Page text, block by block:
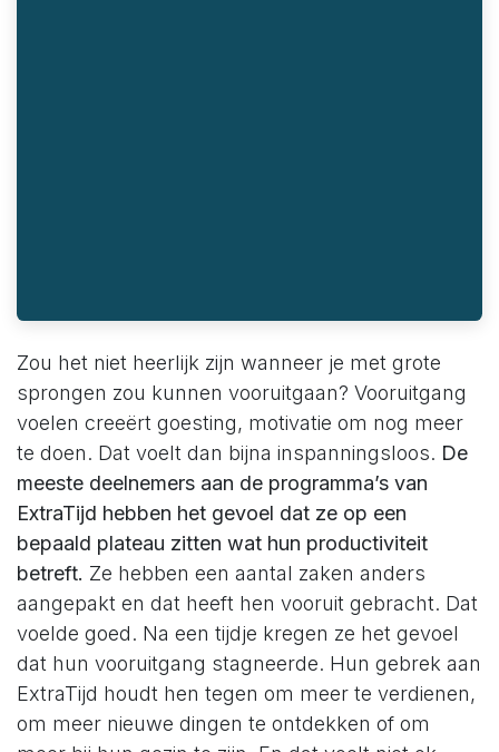
Zou het niet heerlijk zijn wanneer je met grote
sprongen zou kunnen vooruitgaan? Vooruitgang
voelen creeërt goesting, motivatie om nog meer
te doen. Dat voelt dan bijna inspanningsloos. De
meeste deelnemers aan de programma’s van
ExtraTijd hebben het gevoel dat ze op een
bepaald plateau zitten wat hun productiviteit
betreft. Ze hebben een aantal zaken anders
aangepakt en dat heeft hen vooruit gebracht. Dat
voelde goed. Na een tijdje kregen ze het gevoel
dat hun vooruitgang stagneerde. Hun gebrek aan
ExtraTijd houdt hen tegen om meer te verdienen,
om meer nieuwe dingen te ontdekken of om